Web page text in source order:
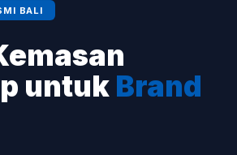
BALI
untuk Brand